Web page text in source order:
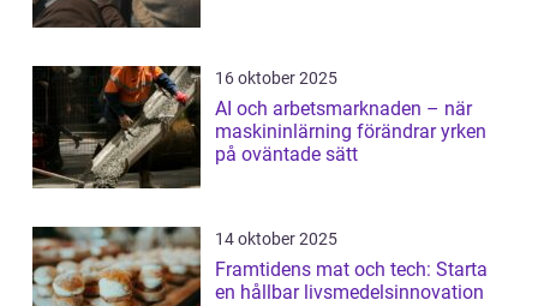
16 oktober 2025
AI och arbetsmarknaden – när
maskininlärning förändrar yrken
på oväntade sätt
14 oktober 2025
Framtidens mat och tech: Starta
en hållbar livsmedelsinnovation